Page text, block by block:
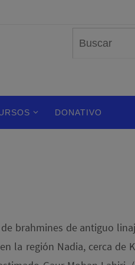
DONATIVO
brahmines de antiguo
la región Nadia, cerca de